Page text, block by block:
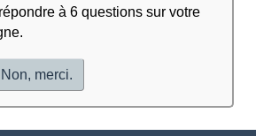
à 6 questions sur votre
Non, merci.